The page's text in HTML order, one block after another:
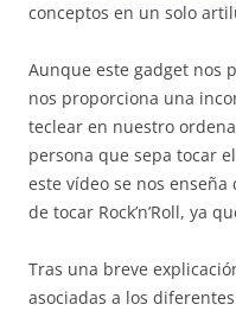
conceptos en un solo
Aunque este gadget nos
nos proporciona una
teclear en nuestro
persona que sepa tocar
este vídeo se nos
de tocar Rock’n’Roll, ya
Tras una breve
asociadas a los